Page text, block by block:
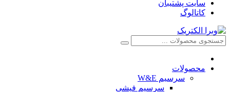
سایت پشتیبان
کاتالوگ
محصولات
سرسیم W&E
سرسیم فیشی